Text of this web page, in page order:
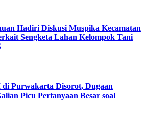
Hadiri Diskusi Muspika Kecamatan
Sengketa Lahan Kelompok Tani
Purwakarta Disorot, Dugaan
Picu Pertanyaan Besar soal